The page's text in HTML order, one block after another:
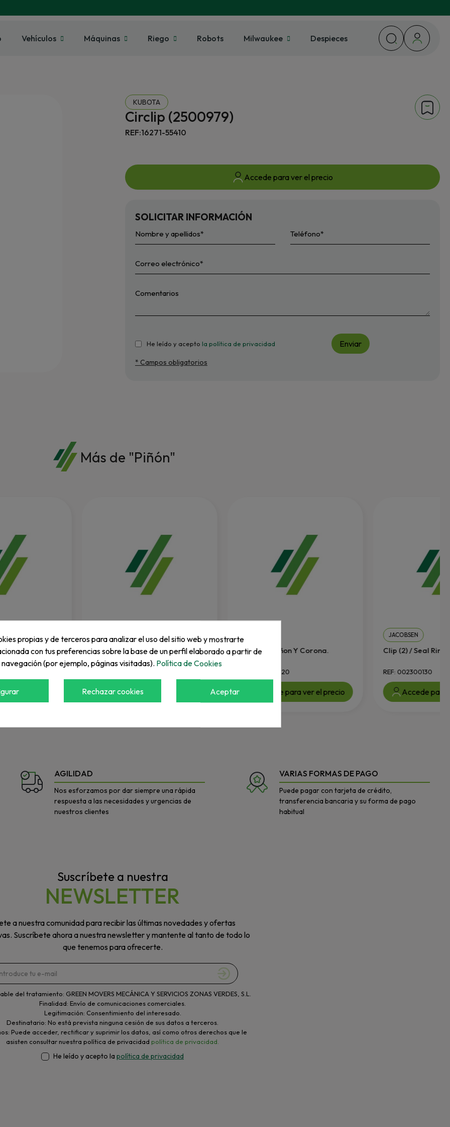
Vehículos Máquinas Riego Robots Milwaukee Despieces
KUBOTA
Circlip (2500979)
REF:16271-55410
Accede para ver el precio
SOLICITAR INFORMACIÓN
He leído y acepto la política de privacidad Enviar
* Campos obligatorios
Más de "Piñón"
(4244284).
ver el precio
JACOBSEN
Distribuidor (A802072).
Accede para ver el precio
Conjunto. Piñon Y Corona.
REF: K5671-33320
Accede para ver el precio
JACOBSEN
Clip (2) / Seal Ring
REF: 002300130
Accede para
AGILIDAD
Nos esforzamos por dar siempre una rápida
respuesta a las necesidades y urgencias de
nuestros clientes
VARIAS FORMAS DE PAGO
Puede pagar con tarjeta de crédito,
transferencia bancaria y su forma de pago
habitual
Suscríbete a nuestra
NEWSLETTER
a nuestra comunidad para recibir las últimas novedades y ofertas
Suscríbete ahora a nuestra newsletter y mantente al tanto de todo lo
que tenemos para ofrecerte.
del tratamiento: GREEN MOVERS MECÁNICA Y SERVICIOS ZONAS VERDES, S.L.
Finalidad: Envío de comunicaciones comerciales.
Legitimación: Consentimiento del interesado.
Destinatario: No está prevista ninguna cesión de sus datos a terceros.
Puede acceder, rectificar y suprimir los datos, así como otros derechos que le
asisten consultar nuestra política de privacidad política de privacidad.
He leído y acepto la política de privacidad
propias y de terceros para analizar el uso del sitio web y mostrarte
con tus preferencias sobre la base de un perfil elaborado a partir de
(por ejemplo, páginas visitadas). Política de Cookies
Aceptar
Rechazar cookies